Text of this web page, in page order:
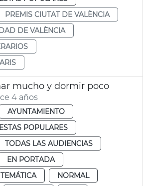
PREMIS CIUTAT DE VALÈNCIA
DE VALÈNCIA
mucho y dormir poco
4 años
AYUNTAMIENTO
POPULARES
TODAS LAS AUDIENCIAS
EN PORTADA
NORMAL